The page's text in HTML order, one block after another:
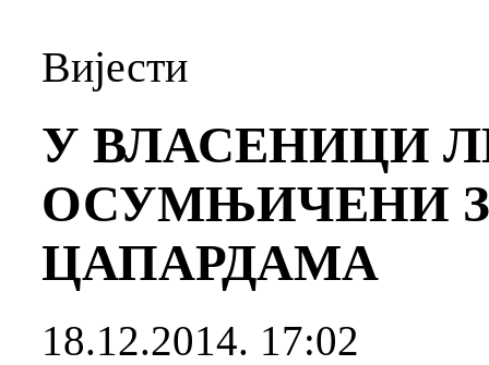
Вијести
У ВЛАСЕНИЦИ
ОСУМЊИЧЕНИ
ЦАПАРДАМА
18.12.2014. 17:02